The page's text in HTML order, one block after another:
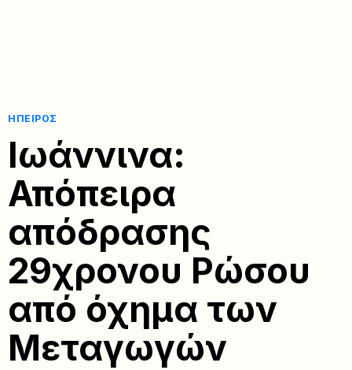
ΉΠΕΙΡΟΣ
Ιωάννινα:
Απόπειρα
απόδρασης
29χρονου Ρώσου
από όχημα των
Μεταγωγών